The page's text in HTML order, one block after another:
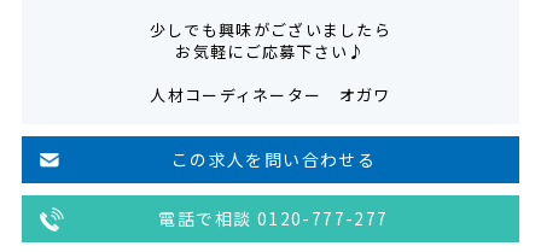
少しでも興味がございましたら
お気軽にご応募下さい♪
人材コーディネーター オガワ
この求人を問い合わせる
電話で相談 0120-777-277